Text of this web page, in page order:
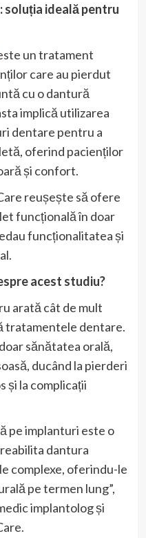
soluția ideală pentru
un tratament
care au pierdut
cu o dantură
implică utilizarea
dentare pentru a
oferind pacienților
și confort.
reușește să ofere
funcțională în doar
funcționalitatea și
acest studiu?
arată cât de mult
tratamentele dentare.
sănătatea orală,
ducând la pierderi
și la complicații
pe implanturi este o
dantura
complexe, oferindu-le
pe termen lung”,
implantolog și